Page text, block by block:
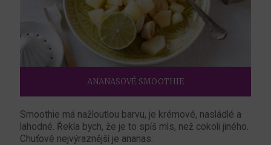
ANANASOVÉ SMOOTHIE
Smoothie má nažloutlou barvu, je krémové, nasládlé a
lahodné. Řekla bych, že je to spíš mls, než cokoli jiného.
Chuťové nejvýraznější je ananas.